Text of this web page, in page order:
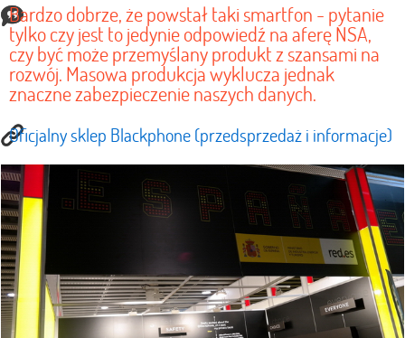
Bardzo dobrze, że powstał taki smartfon - pytanie
tylko czy jest to jedynie odpowiedź na aferę NSA,
czy być może przemyślany produkt z szansami na
rozwój. Masowa produkcja wyklucza jednak
znaczne zabezpieczenie naszych danych.
Oficjalny sklep Blackphone (przedsprzedaż i informacje)